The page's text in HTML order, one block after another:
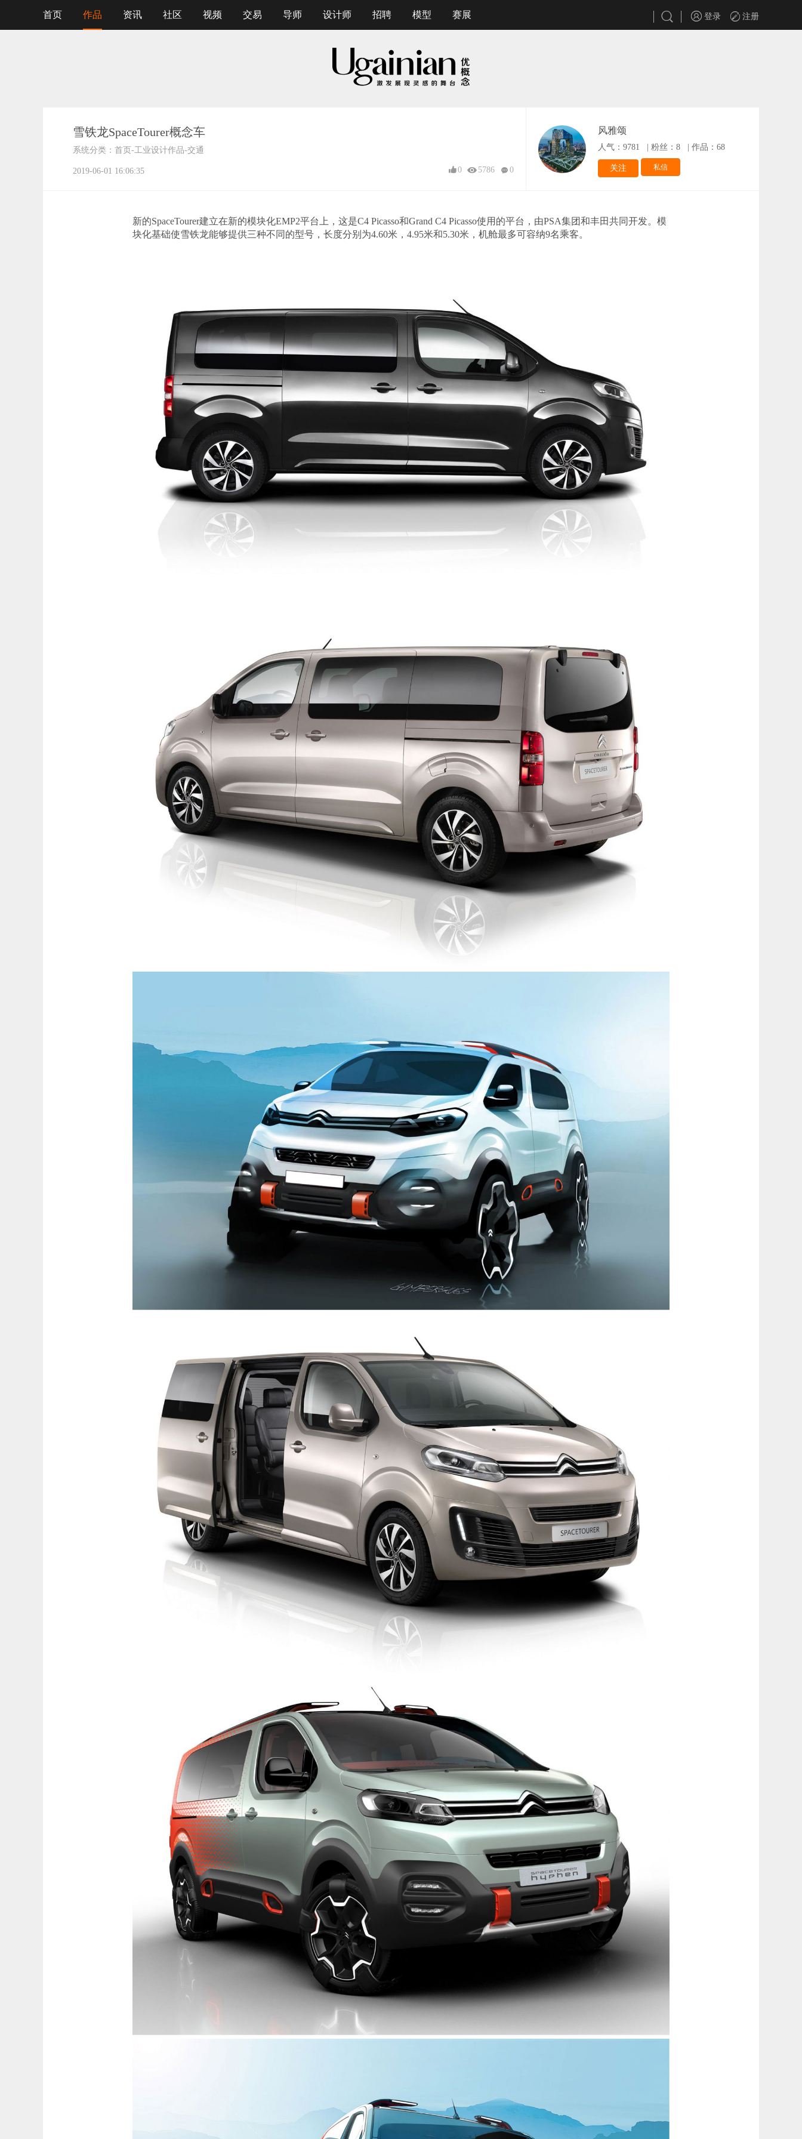
首页 作品 资讯 社区 视频 交易 导师 设计师 招聘 模型 赛展 登录 注册
雪铁龙SpaceTourer概念车
系统分类： 首页 -工业设计作品-交通
2019-06-01 16:06:35 0 5786 0
风雅颂
人气：9781 粉丝：8 作品：68
关注 私信
新的SpaceTourer建立在新的模块化EMP2平台上，这是C4 Picasso和Grand C4 Picasso使用的平台，由PSA集团和丰田共同开发。模
块化基础使雪铁龙能够提供三种不同的型号，长度分别为4.60米，4.95米和5.30米，机舱最多可容纳9名乘客。